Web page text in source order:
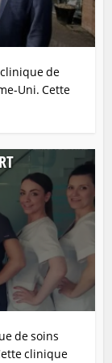
de
Uni. Cette
de soins
clinique